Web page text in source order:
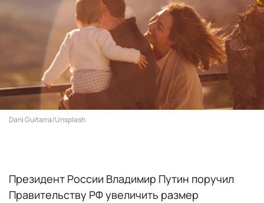
Dani Guitarra/Unsplash
Президент России Владимир Путин поручил
Правительству РФ увеличить размер